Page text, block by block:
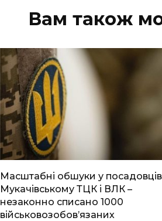
Вам також
Масштабні обшуки у посадовців
Мукачівському ТЦК і ВЛК –
незаконно списано 1000
військовозобов’язаних